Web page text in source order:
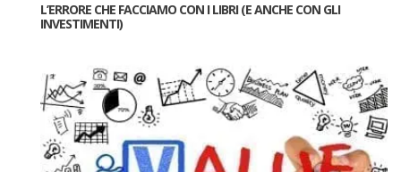
L’ERRORE CHE FACCIAMO CON I LIBRI (E ANCHE CON GLI
INVESTIMENTI)